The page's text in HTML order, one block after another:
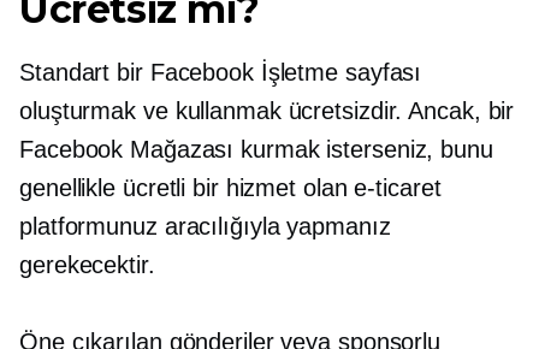
Standart bir Facebook İşletme sayfası
oluşturmak ve kullanmak ücretsizdir. Ancak, bir
Facebook Mağazası kurmak isterseniz, bunu
genellikle ücretli bir hizmet olan e-ticaret
platformunuz aracılığıyla yapmanız
gerekecektir.
Öne çıkarılan gönderiler veya sponsorlu